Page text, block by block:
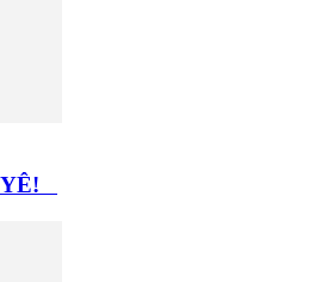
YÊ!